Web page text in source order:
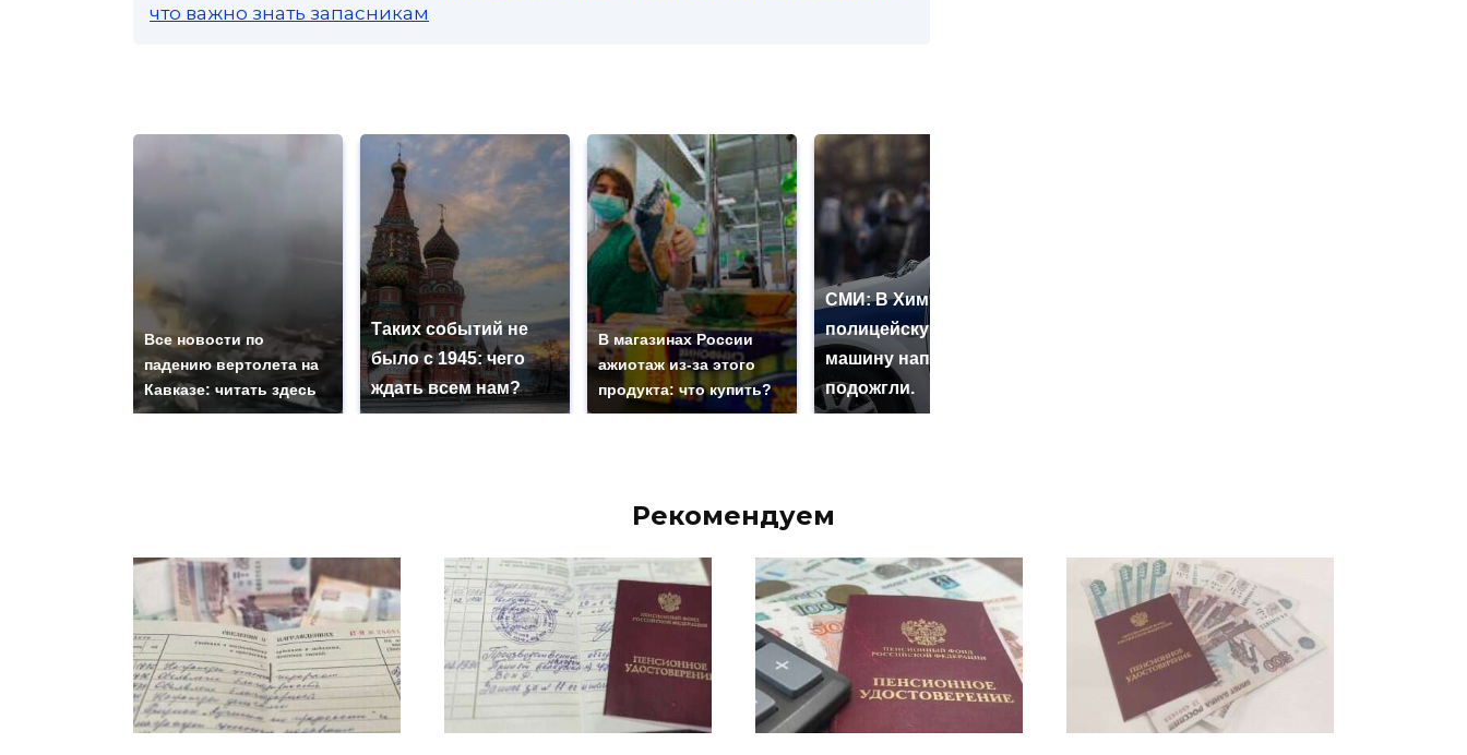
что важно знать запасникам
Все новости по
падению вертолета на
Кавказе: читать здесь
Таких событий не
было с 1945: чего
ждать всем нам?
В магазинах России
ажиотаж из-за этого
продукта: что купить?
СМИ: В Химках на
полицейскую
машину напали и
подожгли.
Рекомендуем